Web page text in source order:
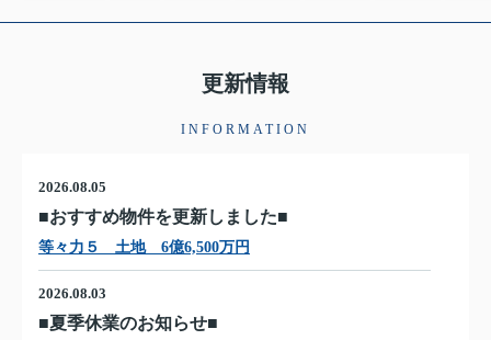
更新情報
INFORMATION
2026.08.05
■おすすめ物件を更新しました■
等々力５ 土地 6億6,500万円
2026.08.03
■夏季休業のお知らせ■